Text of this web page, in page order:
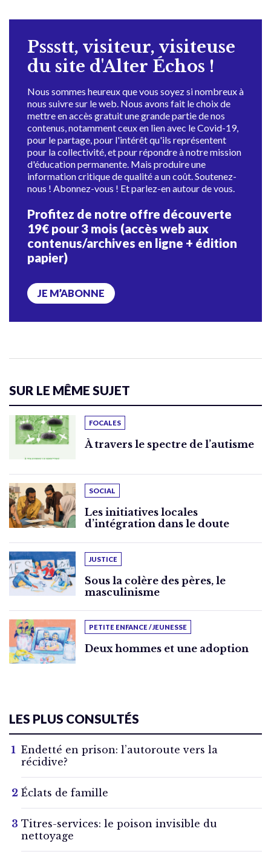
Pssstt, visiteur, visiteuse
du site d'Alter Échos !
Nous sommes heureux que vous soyez si nombreux à
nous suivre sur le web. Nous avons fait le choix de
mettre en accès gratuit une grande partie de nos
contenus, notamment ceux en lien avec le Covid-19,
pour le partage, pour l'intérêt qu'ils représentent
pour la collectivité, et pour répondre à notre mission
d'éducation permanente. Mais produire une
information critique de qualité a un coût. Soutenez-
nous ! Abonnez-vous ! Et parlez-en autour de vous.
Profitez de notre offre découverte
19€ pour 3 mois (accès web aux
contenus/archives en ligne + édition
papier)
JE M’ABONNE
SUR LE MÊME SUJET
FOCALES
À travers le spectre de l’autisme
SOCIAL
Les initiatives locales
d’intégration dans le doute
JUSTICE
Sous la colère des pères, le
masculinisme
PETITE ENFANCE / JEUNESSE
Deux hommes et une adoption
LES PLUS CONSULTÉS
Endetté en prison: l’autoroute vers la
récidive?
Éclats de famille
Titres-services: le poison invisible du
nettoyage